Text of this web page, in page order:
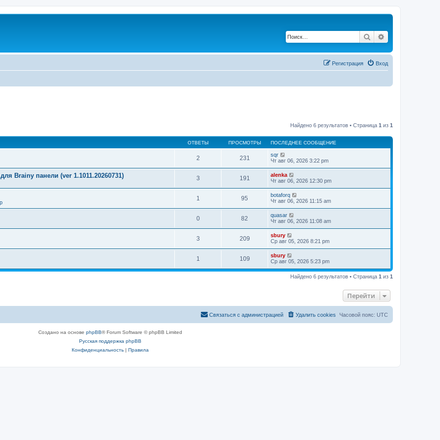
Поиск
Вход
Регистрация
Найдено 6 результатов • Страница 1 из 1
ОТВЕТЫ ПРОСМОТРЫ ПОСЛЕДНЕЕ СООБЩЕНИЕ
2 231
sqr
Чт авг 06, 2026 3:22 pm
Brainy панели (ver 1.1011.20260731) 3 191
alenka
Чт авг 06, 2026 12:30 pm
1 95
botaforq
Чт авг 06, 2026 11:15 am
0 82
quasar
Чт авг 06, 2026 11:08 am
3 209
sbury
Ср авг 05, 2026 8:21 pm
1 109
sbury
Ср авг 05, 2026 5:23 pm
Найдено 6 результатов • Страница 1 из 1
Перейти
Часовой пояс: UTC
Удалить cookies
Связаться с администрацией
Создано на основе phpBB® Forum Software © phpBB Limited
Русская поддержка phpBB
Конфиденциальность| Правила